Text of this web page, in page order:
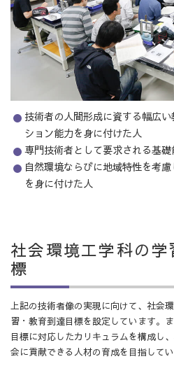
技術者の人間形成に資する幅広
ション能力を身に付けた人
専門技術者として要求される基
自然環境ならびに地域特性を考
を身に付けた人
社会環境工学科の学
標
上記の技術者像の実現に向けて、社会
習・教育到達目標を設定しています。
目標に対応したカリキュラムを構成し
会に貢献できる人材の育成を目指してい